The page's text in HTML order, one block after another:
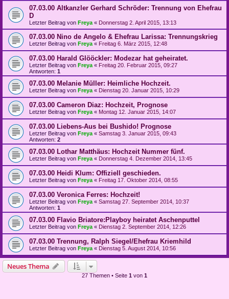
07.03.00 Altkanzler Gerhard Schröder: Trennung von Ehefrau
D
Letzter Beitrag von Freya « Donnerstag 2. April 2015, 13:13
07.03.00 Nino de Angelo & Ehefrau Larissa: Trennungskrieg
Letzter Beitrag von Freya « Freitag 6. März 2015, 12:48
07.03.00 Harald Glööckler: Modezar hat geheiratet.
Letzter Beitrag von Freya « Freitag 20. Februar 2015, 09:27
Antworten: 1
07.03.00 Melanie Müller: Heimliche Hochzeit.
Letzter Beitrag von Freya « Dienstag 20. Januar 2015, 10:29
07.03.00 Cameron Diaz: Hochzeit, Prognose
Letzter Beitrag von Freya « Montag 12. Januar 2015, 14:07
07.03.00 Liebens-Aus bei Bushido! Prognose
Letzter Beitrag von Freya « Samstag 3. Januar 2015, 09:43
Antworten: 2
07.03.00 Lothar Matthäus: Hochzeit Nummer fünf.
Letzter Beitrag von Freya « Donnerstag 4. Dezember 2014, 13:45
07.03.00 Heidi Klum: Offiziell geschieden.
Letzter Beitrag von Freya « Freitag 17. Oktober 2014, 08:55
07.03.00 Veronica Ferres: Hochzeit!
Letzter Beitrag von Freya « Samstag 27. September 2014, 10:37
Antworten: 1
07.03.00 Flavio Briatore:Playboy heiratet Aschenputtel
Letzter Beitrag von Freya « Dienstag 2. September 2014, 12:26
07.03.00 Trennung, Ralph Siegel/Ehefrau Kriemhild
Letzter Beitrag von Freya « Dienstag 5. August 2014, 10:56
Neues Thema
27 Themen • Seite 1 von 1